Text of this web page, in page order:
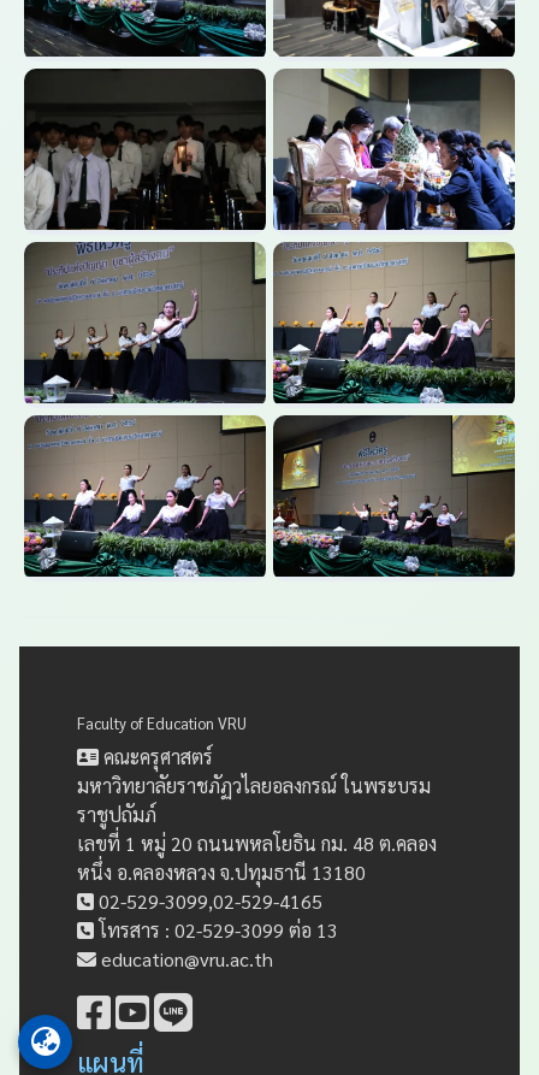
Faculty of Education VRU
คณะครุศาสตร์
มหาวิทยาลัยราชภัฏวไลยอลงกรณ์ ในพระบรม
ราชูปถัมภ์
เลขที่ 1 หมู่ 20 ถนนพหลโยธิน กม. 48 ต.คลอง
หนึ่ง อ.คลองหลวง จ.ปทุมธานี 13180
02-529-3099,02-529-4165
โทรสาร : 02-529-3099 ต่อ 13
education@vru.ac.th
แผนที่